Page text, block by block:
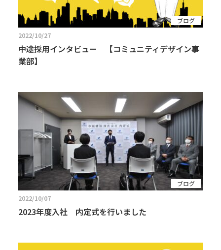
ブログ
2022/10/27
中途採用インタビュー 【コミュニティデザイン事
業部】
ブログ
2022/10/07
2023年度入社 内定式を行いました